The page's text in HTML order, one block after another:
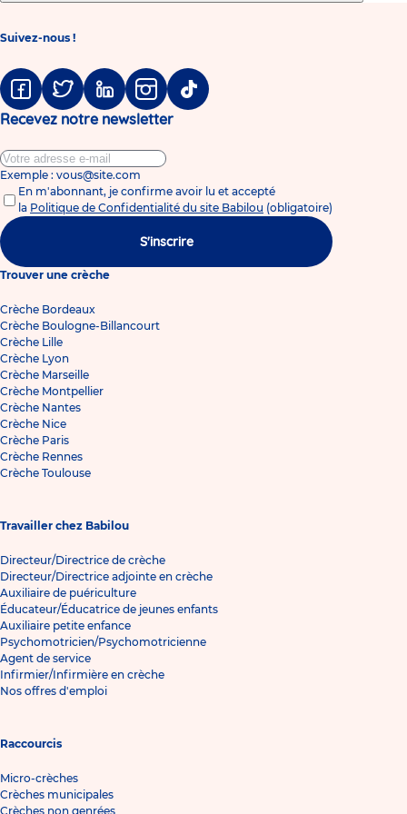
Suivez-nous !
FacebookTwitter LinkedinInstagramTiktok
Recevez notre newsletter
Exemple : vous@site.com
En m'abonnant, je confirme avoir lu et accepté
la Politique de Confidentialité du site Babilou (obligatoire)
S'inscrire
Trouver une crèche
Crèche Bordeaux
Crèche Boulogne-Billancourt
Crèche Lille
Crèche Lyon
Crèche Marseille
Crèche Montpellier
Crèche Nantes
Crèche Nice
Crèche Paris
Crèche Rennes
Crèche Toulouse
Travailler chez Babilou
Directeur/Directrice de crèche
Directeur/Directrice adjointe en crèche
Auxiliaire de puériculture
Éducateur/Éducatrice de jeunes enfants
Auxiliaire petite enfance
Psychomotricien/Psychomotricienne
Agent de service
Infirmier/Infirmière en crèche
Nos offres d'emploi
Raccourcis
Micro-crèches
Crèches municipales
Crèches non genrées